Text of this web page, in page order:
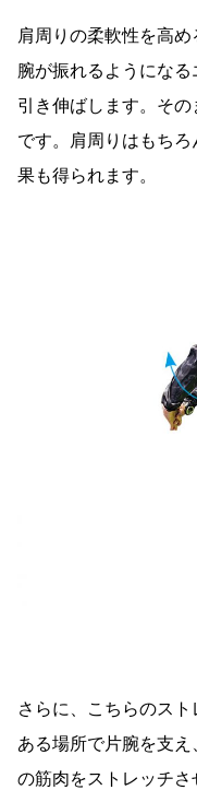
肩周りの柔軟性を高
腕が振れるようになる
引き伸ばします。そ
です。肩周りはもち
果も得られます。
さらに、こちらのス
ある場所で片腕を支
の筋肉をストレッチ